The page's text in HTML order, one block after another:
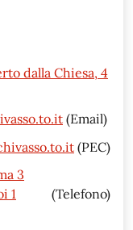
dalla Chiesa, 4
(Email)
(PEC)
3
1
(Telefono)